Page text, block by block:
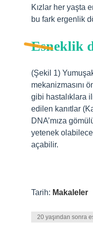
Kızlar her yaşta
bu fark ergenlik
Esneklik
(Şekil 1)
mekanizmasını
gibi hastalıklara
edilen kanıtlar
DNA’mıza
yetenek
açabilir.
Tarih: Makaleler
20 yaşından sonra